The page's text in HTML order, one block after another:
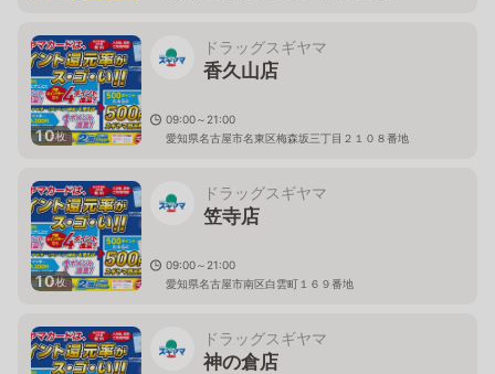
10枚
ドラッグスギヤマ
香久山店
09:00～21:00
愛知県名古屋市名東区梅森坂三丁目２１０８番地
10枚
ドラッグスギヤマ
笠寺店
09:00～21:00
愛知県名古屋市南区白雲町１６９番地
ドラッグスギヤマ
神の倉店